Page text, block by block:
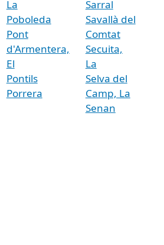
La
Poboleda
Pont
d'Armentera,
El
Pontils
Porrera
Sarral
Savallà del
Comtat
Secuita,
La
Selva del
Camp, La
Senan